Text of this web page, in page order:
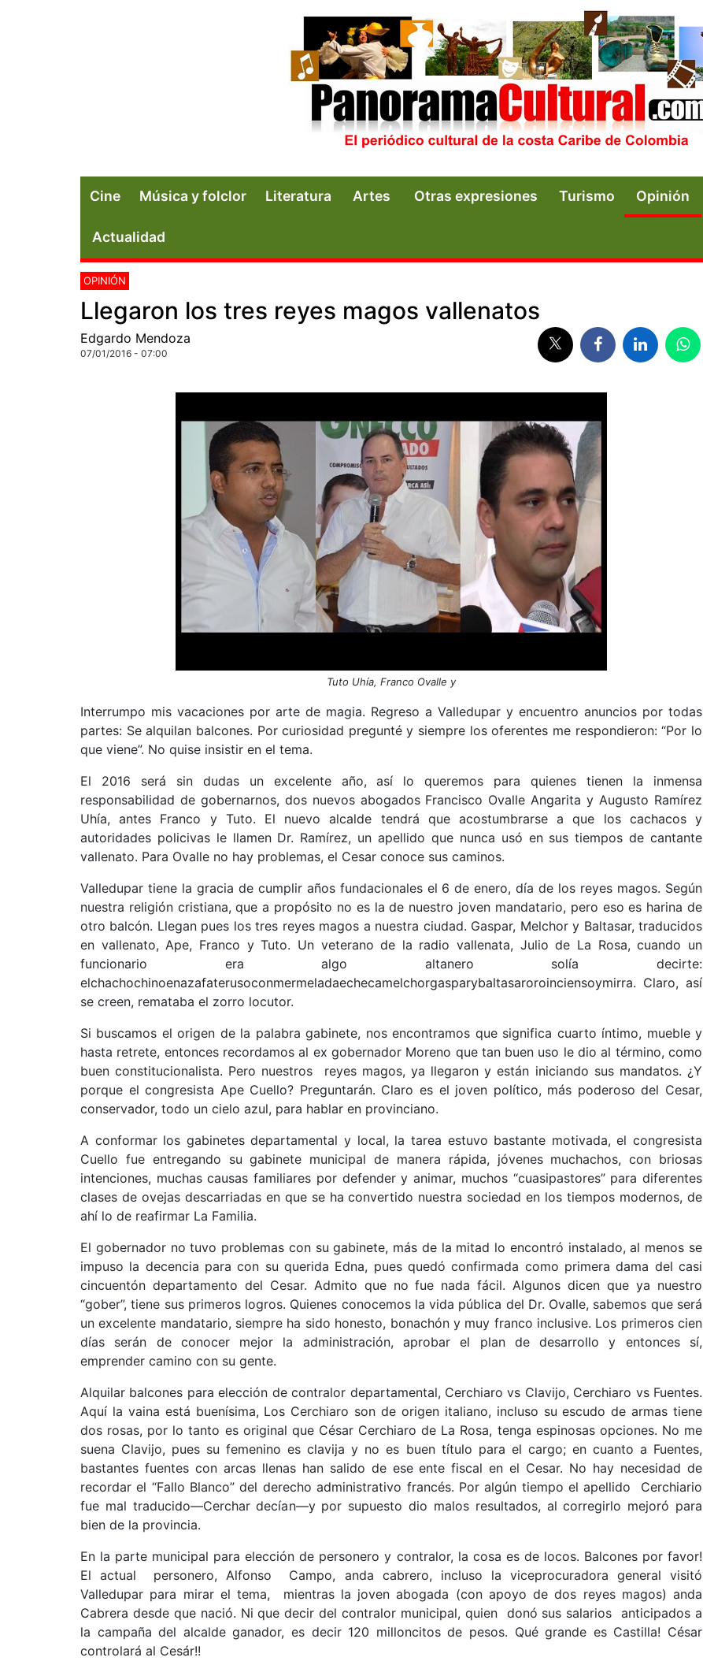
Cine Música y folclor Literatura Artes Otras expresiones Turismo Opinión
Actualidad
OPINIÓN
Llegaron los tres reyes magos vallenatos
Edgardo Mendoza
07/01/2016 - 07:00
Tuto Uhía, Franco Ovalle y
Interrumpo mis vacaciones por arte de magia. Regreso a Valledupar y encuentro anuncios por todas
partes: Se alquilan balcones. Por curiosidad pregunté y siempre los oferentes me respondieron: “Por lo
que viene”. No quise insistir en el tema.
El 2016 será sin dudas un excelente año, así lo queremos para quienes tienen la inmensa
responsabilidad de gobernarnos, dos nuevos abogados Francisco Ovalle Angarita y Augusto Ramírez
Uhía, antes Franco y Tuto. El nuevo alcalde tendrá que acostumbrarse a que los cachacos y
autoridades policivas le llamen Dr. Ramírez, un apellido que nunca usó en sus tiempos de cantante
vallenato. Para Ovalle no hay problemas, el Cesar conoce sus caminos.
Valledupar tiene la gracia de cumplir años fundacionales el 6 de enero, día de los reyes magos. Según
nuestra religión cristiana, que a propósito no es la de nuestro joven mandatario, pero eso es harina de
otro balcón. Llegan pues los tres reyes magos a nuestra ciudad. Gaspar, Melchor y Baltasar, traducidos
en vallenato, Ape, Franco y Tuto. Un veterano de la radio vallenata, Julio de La Rosa, cuando un
funcionario era algo altanero solía decirte:
elchachochinoenazafaterusoconmermeladaechecamelchorgasparybaltasaroroinciensoymirra. Claro, así
se creen, remataba el zorro locutor.
Si buscamos el origen de la palabra gabinete, nos encontramos que significa cuarto íntimo, mueble y
hasta retrete, entonces recordamos al ex gobernador Moreno que tan buen uso le dio al término, como
buen constitucionalista. Pero nuestros reyes magos, ya llegaron y están iniciando sus mandatos. ¿Y
porque el congresista Ape Cuello? Preguntarán. Claro es el joven político, más poderoso del Cesar,
conservador, todo un cielo azul, para hablar en provinciano.
A conformar los gabinetes departamental y local, la tarea estuvo bastante motivada, el congresista
Cuello fue entregando su gabinete municipal de manera rápida, jóvenes muchachos, con briosas
intenciones, muchas causas familiares por defender y animar, muchos “cuasipastores” para diferentes
clases de ovejas descarriadas en que se ha convertido nuestra sociedad en los tiempos modernos, de
ahí lo de reafirmar La Familia.
El gobernador no tuvo problemas con su gabinete, más de la mitad lo encontró instalado, al menos se
impuso la decencia para con su querida Edna, pues quedó confirmada como primera dama del casi
cincuentón departamento del Cesar. Admito que no fue nada fácil. Algunos dicen que ya nuestro
“gober”, tiene sus primeros logros. Quienes conocemos la vida pública del Dr. Ovalle, sabemos que será
un excelente mandatario, siempre ha sido honesto, bonachón y muy franco inclusive. Los primeros cien
días serán de conocer mejor la administración, aprobar el plan de desarrollo y entonces sí,
emprender camino con su gente.
Alquilar balcones para elección de contralor departamental, Cerchiaro vs Clavijo, Cerchiaro vs Fuentes.
Aquí la vaina está buenísima, Los Cerchiaro son de origen italiano, incluso su escudo de armas tiene
dos rosas, por lo tanto es original que César Cerchiaro de La Rosa, tenga espinosas opciones. No me
suena Clavijo, pues su femenino es clavija y no es buen título para el cargo; en cuanto a Fuentes,
bastantes fuentes con arcas llenas han salido de ese ente fiscal en el Cesar. No hay necesidad de
recordar el “Fallo Blanco” del derecho administrativo francés. Por algún tiempo el apellido Cerchiario
fue mal traducido—Cerchar decían—y por supuesto dio malos resultados, al corregirlo mejoró para
bien de la provincia.
En la parte municipal para elección de personero y contralor, la cosa es de locos. Balcones por favor!
El actual personero, Alfonso Campo, anda cabrero, incluso la viceprocuradora general visitó
Valledupar para mirar el tema, mientras la joven abogada (con apoyo de dos reyes magos) anda
Cabrera desde que nació. Ni que decir del contralor municipal, quien donó sus salarios anticipados a
la campaña del alcalde ganador, es decir 120 milloncitos de pesos. Qué grande es Castilla! César
controlará al Cesár!!